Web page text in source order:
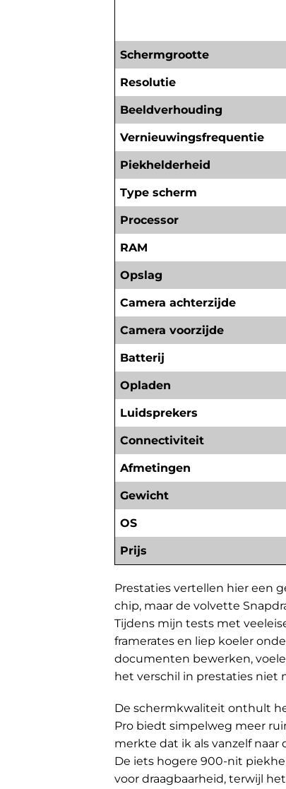
Schermgrootte
Resolutie
Beeldverhouding
Vernieuwingsfrequentie
Piekhelderheid
Type scherm
Processor
RAM
Opslag
Camera achterzijde
Camera voorzijde
Batterij
Opladen
Luidsprekers
Connectiviteit
Afmetingen
Gewicht
OS
Prijs
Prestaties vertellen hier een
chip, maar de volvette
Tijdens mijn tests met
framerates en liep koeler
documenten bewerken,
het verschil in prestaties niet
De schermkwaliteit onthult
Pro biedt simpelweg meer
merkte dat ik als vanzelf
De iets hogere 900-nit
voor draagbaarheid, terwijl